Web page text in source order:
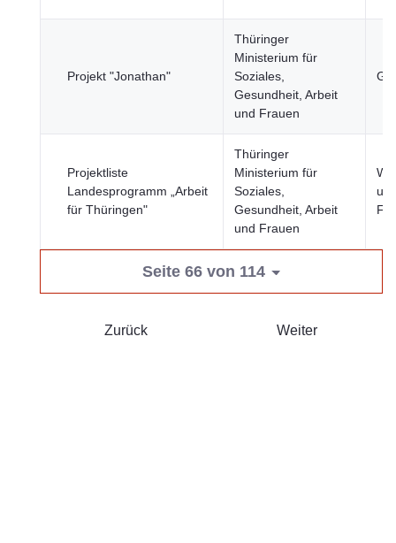
Projekt "Jonathan"
Thüringer
Ministerium für
Soziales,
Gesundheit, Arbeit
und Frauen
Projektliste
Landesprogramm „Arbeit
für Thüringen"
Thüringer
Ministerium für
Soziales,
Gesundheit, Arbeit
und Frauen
Seite 66 von 114
Zurück Weiter